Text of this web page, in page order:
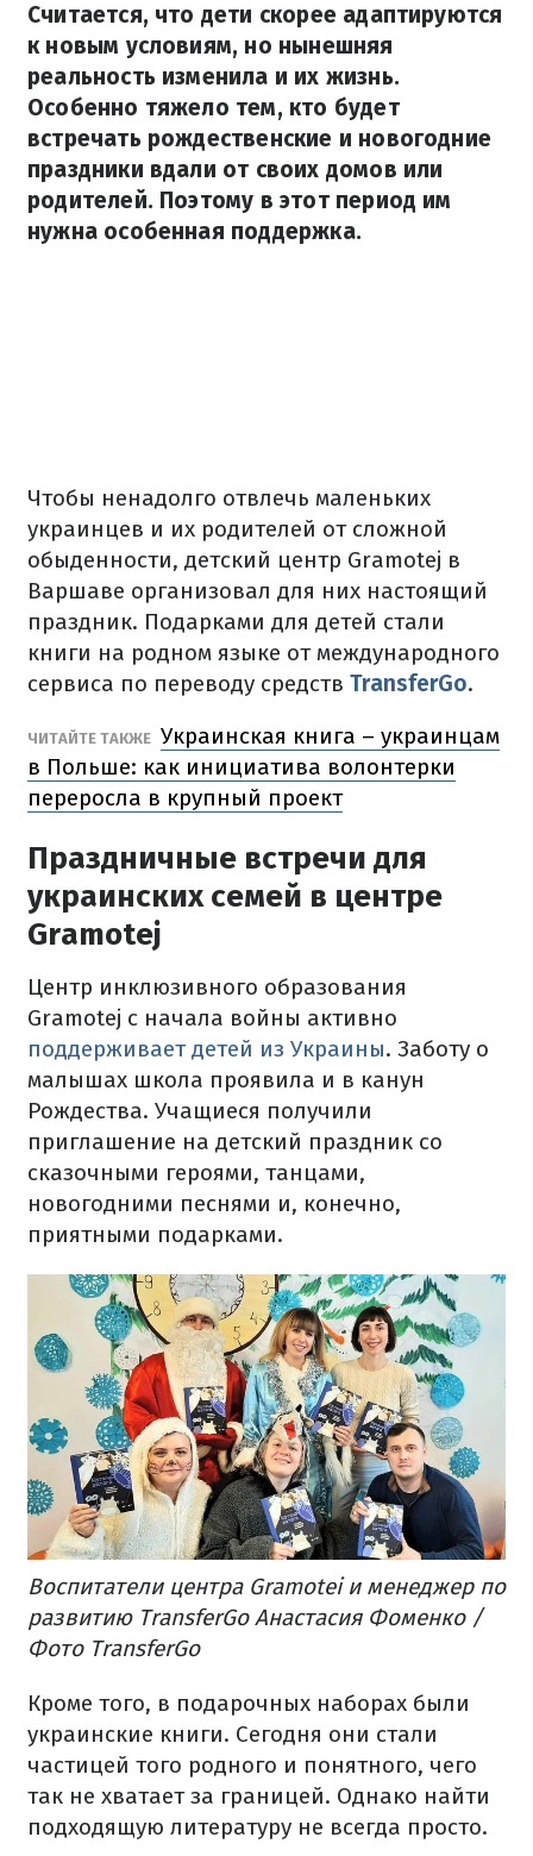
Считается, что дети скорее адаптируются
к новым условиям, но нынешняя
реальность изменила и их жизнь.
Особенно тяжело тем, кто будет
встречать рождественские и новогодние
праздники вдали от своих домов или
родителей. Поэтому в этот период им
нужна особенная поддержка.
Чтобы ненадолго отвлечь маленьких
украинцев и их родителей от сложной
обыденности, детский центр Gramotej в
Варшаве организовал для них настоящий
праздник. Подарками для детей стали
книги на родном языке от международного
сервиса по переводу средств TransferGo.
ЧИТАЙТЕ ТАКЖЕ Украинская книга – украинцам
в Польше: как инициатива волонтерки
переросла в крупный проект
Праздничные встречи для
украинских семей в центре
Gramotej
Центр инклюзивного образования
Gramotej с начала войны активно
поддерживает детей из Украины. Заботу о
малышах школа проявила и в канун
Рождества. Учащиеся получили
приглашение на детский праздник со
сказочными героями, танцами,
новогодними песнями и, конечно,
приятными подарками.
Воспитатели центра Gramotei и менеджер по
развитию TransferGo Анастасия Фоменко /
Фото TransferGo
Кроме того, в подарочных наборах были
украинские книги. Сегодня они стали
частицей того родного и понятного, чего
так не хватает за границей. Однако найти
подходящую литературу не всегда просто.